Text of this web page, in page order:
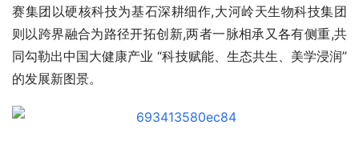
赛集团以硬核科技为基石深耕细作,大河岭天生物科技集团
则以跨界融合为路径开拓创新,两者一脉相承又各有侧重,共
同勾勒出中国大健康产业 “科技赋能、生态共生、美学浸润”
的发展新图景。